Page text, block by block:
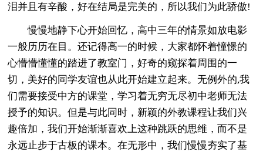
泪并且有辛酸，好在结局是完美的，所以我们为此骄傲!
慢慢地静下心开始回忆，高中三年的情景如放电影
一般历历在目。还记得高一的时候，大家都怀着憧憬的
心懵懵懂懂的踏进了教室门，好奇的窥探着周围的一
切，美好的同学友谊也从此开始建立起来。无例外的,我
们需要接受中方的课堂，学习着无穷无尽初中老师无法
授予的知识。但是与此同时，新颖的外教课程让我们兴
趣倍加，我们开始渐渐喜欢上这种跳跃的思维，而不是
永远止步于古板的课本。在无形中，我们慢慢夯实了基